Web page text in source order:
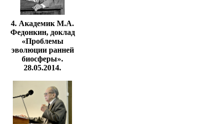
4. Академик М.А.
Федонкин, доклад
«Проблемы
эволюции ранней
биосферы».
28.05.2014.